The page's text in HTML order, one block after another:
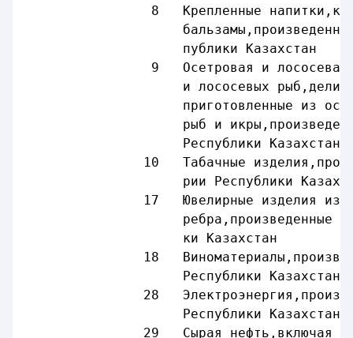
8   Крепленные
бальзамы,произведенные на
публики Казахстан
9   Осетровая и лососевая
и лососевых рыб,деликатесы,
приготовленные из
рыб и икры,произведенные
Республики Казахстан
10   Табачные
рии Республики
17   Ювелирные изделия из
ребра,произведенные на
ки Казахстан
18
Республики Казахстан
28
Республики Казахстан
29   Сырая нефть,включая